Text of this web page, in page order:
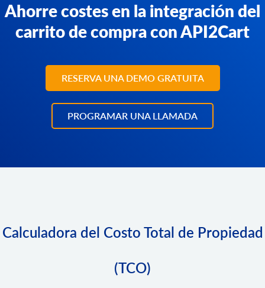
Ahorre costes en la integración del
carrito de compra con API2Cart
RESERVA UNA DEMO GRATUITA
PROGRAMAR UNA LLAMADA
Calculadora del Costo Total de Propiedad
(TCO)